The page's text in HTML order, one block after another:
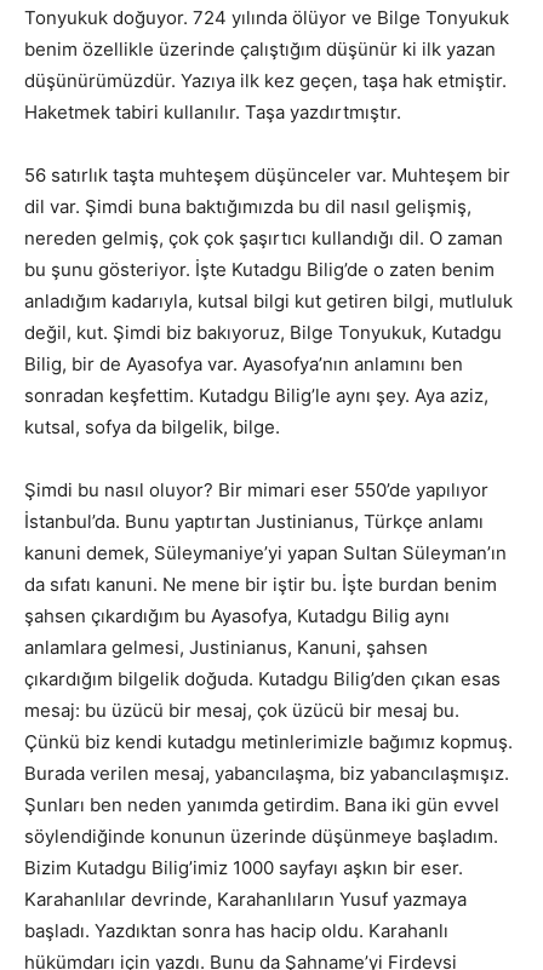
Tonyukuk doğuyor. 724 yılında ölüyor ve Bilge Tonyukuk
benim özellikle üzerinde çalıştığım düşünür ki ilk yazan
düşünürümüzdür. Yazıya ilk kez geçen, taşa hak etmiştir.
Haketmek tabiri kullanılır. Taşa yazdırtmıştır.
56 satırlık taşta muhteşem düşünceler var. Muhteşem bir
dil var. Şimdi buna baktığımızda bu dil nasıl gelişmiş,
nereden gelmiş, çok çok şaşırtıcı kullandığı dil. O zaman
bu şunu gösteriyor. İşte Kutadgu Bilig’de o zaten benim
anladığım kadarıyla, kutsal bilgi kut getiren bilgi, mutluluk
değil, kut. Şimdi biz bakıyoruz, Bilge Tonyukuk, Kutadgu
Bilig, bir de Ayasofya var. Ayasofya’nın anlamını ben
sonradan keşfettim. Kutadgu Bilig’le aynı şey. Aya aziz,
kutsal, sofya da bilgelik, bilge.
Şimdi bu nasıl oluyor? Bir mimari eser 550’de yapılıyor
İstanbul’da. Bunu yaptırtan Justinianus, Türkçe anlamı
kanuni demek, Süleymaniye’yi yapan Sultan Süleyman’ın
da sıfatı kanuni. Ne mene bir iştir bu. İşte burdan benim
şahsen çıkardığım bu Ayasofya, Kutadgu Bilig aynı
anlamlara gelmesi, Justinianus, Kanuni, şahsen
çıkardığım bilgelik doğuda. Kutadgu Bilig’den çıkan esas
mesaj: bu üzücü bir mesaj, çok üzücü bir mesaj bu.
Çünkü biz kendi kutadgu metinlerimizle bağımız kopmuş.
Burada verilen mesaj, yabancılaşma, biz yabancılaşmışız.
Şunları ben neden yanımda getirdim. Bana iki gün evvel
söylendiğinde konunun üzerinde düşünmeye başladım.
Bizim Kutadgu Bilig’imiz 1000 sayfayı aşkın bir eser.
Karahanlılar devrinde, Karahanlıların Yusuf yazmaya
başladı. Yazdıktan sonra has hacip oldu. Karahanlı
hükümdarı için yazdı. Bunu da Şahname’yi Firdevsi